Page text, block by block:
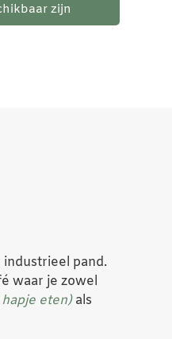
zijn
pand.
waar je zowel
eten)als